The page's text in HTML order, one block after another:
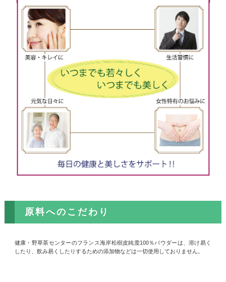
原料へのこだわり
健康・野草茶センターのフランス海岸松樹皮純度100％パウダーは、溶け易く
したり、飲み易くしたりするための添加物などは一切使用しておりません。